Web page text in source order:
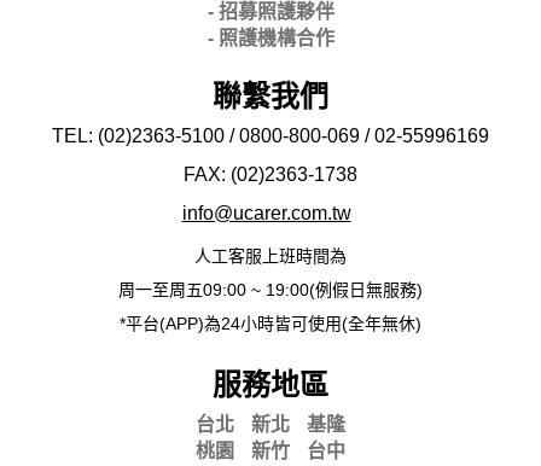
- 招募照護夥伴
- 照護機構合作
聯繫我們
TEL: (02)2363-5100 / 0800-800-069 / 02-55996169
FAX: (02)2363-1738
info@ucarer.com.tw
人工客服上班時間為
周一至周五09:00 ~ 19:00(例假日無服務)
*平台(APP)為24小時皆可使用(全年無休)
服務地區
台北 新北
基隆
桃園
新竹
台中